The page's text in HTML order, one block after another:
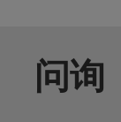
问询